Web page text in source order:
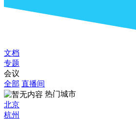
文档
专题
会议
全部 直播间
热门城市
北京
杭州